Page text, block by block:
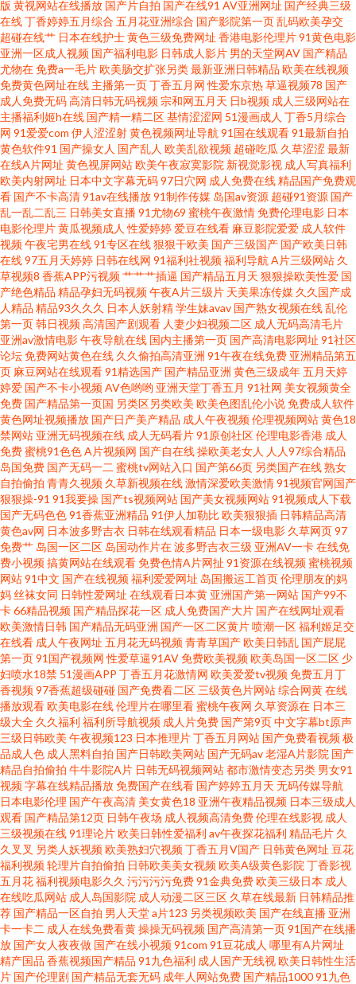
免费 音影先锋共享资源尤物 岛国AV电影资源网 日本不卡网站 91网址在线入
口 老女自拍 91免费视屏大全 欧美韩国国产 91黑丝白虎 精品欧日美 中文字幕
中文字幕在线中 国产精品不卡吗久久 五月花色色网 俺去也甜菜影视 深夜成
人福利 bt资源网站 欧美少妇精品不卡 91蝌蚪在线网站 九一网站国产视频
2026亚洲天堂视频 高清电影在线观看网站 午夜叉叉叉 高清无痕无码 无码午
夜成人一区 九一黄色仓库 91的美女视频 九一嫩白丝 91白丝国产 国产乱子伦
精品免费女 午夜成人 传媒二区传媒国产 四虎肏屄 成人ts伪娘 全网免费电影
网站 91亚欧美日韩性爱网 女生小说网址 91精品日韩做爱片 黄色性视频 在线
观看淫藏漫阁入口 黄色性爱影院 91叉逼91 国产乱妇乱子伦视频网址 伊人久
久色 国产视频在线 亚洲天堂影院 丁香五月综合网 午夜AV剧场 超碰人人射 91
黄日 欧洲一区精品 91网址美女视频 欧美高清无码一区二区三区 91网站网页
免费 欧美啊欧美 91三级视频 老湿机福利专区 91学生妹自慰视频 碰碰97 97
影院亚 欧美淫乱一二三区 91网站高清在线观看 欧美日本一道高清国产 91视
频在线网站 免费成人九幺看视频入口 91网站免费线上观看 欧美真实性交 91
小视屏 2018电影天堂 久久久久久久久久久国产 91海角社区精伦 久久视频这
里有精品63 91网亚洲蜜桃 青草视频网站 97狠狠 青青久在线视频免费观看 97
在线看视频 碰碰碰操97青 97超碰qv 欧美中文日韩 91微拍视频 欧美日韩国产
鲁一鲁 成人视频在线官网 熊猫视频tv91 国产制服丝袜诱惑y888 91N爽片 美
丽姑娘视频在线观看 91白虎萝莉 久久精品毛片 91高清在线免费观看视频 欧
美人妖ⅩⅩ欧美人妖 99热这里只是精品 色戒汤唯版完整版 福利成人色导航 亚
洲三级av 国产精品久久久久久精 91大神免费福利电影 毛片网址大全区 91资
源超碰总站 欧美中文字幕 超碰白浆国产 天天操天天日天天干 国产探花第一
页 中文字幕操日在线 乱片视频 91学生妹自慰 日韩AV综合 超在线视频观看 西
瓜AV 国产成人精品性色在线 91tv精品 绿巨人网站 91软件男女涩涩噗噗噗噗
欧美日韩国产在线网站 97国产视频麻豆传媒 日本三级理论视频 bt迅雷种子磁
版 黄视网站在线播放 国产片自拍 国产在线91 AV亚洲网址 国产经典三级
在线丁香婷婷五月综合 五月花亚洲综合 国产影院第一页乱码欧美孕交
超碰在线艹 日本在线护士黄色三级免费网址 香港电影伦理片91黄色电影
亚洲一区成人视频 国产福利电影 日韩成人影片 男的天堂网AV 国产精品
尤物在免费a一毛片欧美肠交扩张另类最新亚洲日韩精品 欧美在线视频
免费黄色网址在线 主播第一页丁香五月网 性爱东京热草逼视频78 国产
成人免费无码高清日韩无码视频 宗和网五月天 日b视频 成人三级网站在
主播福利姬h在线 国产精一精二区基情涩涩网 51漫画成人 丁香5月综合
网 91爱爱com 伊人涩涩射黄色视频网址导航 91国在线观看91最新自拍
黄色软件91 国产操女人 国产乱人 欧美乱欲视频 超碰吃瓜 久草涩涩 最新
在线A片网址 黄色视屏网站欧美午夜寂寞影院 新视觉影视 成人写真福利
欧美内射网址 日本中文字幕无码97日穴网 成人免费在线精品国产免费观
看 国产不卡高清91av在线播放91制作传媒 岛国av资源 超碰91资源 国产
乱一乱二乱三 日韩美女直播91尤物69 蜜桃午夜激情免费伦理电影 日本
电影伦理片黄瓜视频成人 性爱婷婷爱豆在线看 麻豆影院爱爱 成人软件
视频午夜宅男在线91专区在线狠狠干欧美 国产三级国产 国产欧美日韩
在线97五月天婷婷 日韩在线网 91福利社视频福利导航 A片三级网站 久
草视频8 香蕉APP污视频艹艹艹插逼 国产精品五月天 狠狠操欧美性爱 国
产绝色精品 精品孕妇无码视频午夜A片三级片 天美果冻传媒 久久国产成
人精品 精品93久久久 日本人妖射精学生妹avav 国产熟女视频在线乱伦
第一页韩日视频高清国产剧观看 人妻少妇视频二区 成人无码高清毛片
亚洲av激情电影午夜导航在线 国内主播第一页 国产高清电影网址 91社区
论坛免费网站黄色在线 久久偷拍高清亚洲 91午夜在线免费 亚洲精品第五
页 麻豆网站在线观看91精选国产 国产精品亚洲 黄色三级成年五月天婷
婷爱 国产不卡小视频AV色哟哟 亚洲天堂丁香五月 91社网 美女视频黄全
免费 国产精品第一页国 另类区另类欧美 欧美色图乱伦小说免费成人软件
黄色网址视频播放 国产日产美产精品 成人午夜视频伦理视频网站黄色18
禁网站 亚洲无码视频在线 成人无码看片91原创社区伦理电影香港 成人
免费蜜桃91色色A片视频网 国产自在线操欧美老女人 人人97综合精品
岛国免费 国产无码一二 蜜桃tv网站入口 国产第66页 另类国产在线熟女
自拍偷拍 青青久视频 久草新视频在线激情深爱欧美激情91视频官网国产
狠狠操-91 91我要操 国产ts视频网站 国产美女视频网站91视频成人下载
国产无码色色91香蕉亚洲精品 91伊人加勒比欧美狠狠插 日韩精品高清
黄色av网 日本波多野吉衣 日韩在线观看精品 日本一级电影 久草网页97
免费艹 岛国一区二区 岛国动作片在波多野吉衣三级 亚洲AV一卡在线免
费小视频搞黄网站在线观看免费色情A片网扯 91资源在线视频蜜桃视频
网站91中文 国产在线视频福利爱爱网址 岛国搬运工首页伦理朋友的妈
妈丝袜女同 日韩性爱网址 在线观看日本黄 亚洲国产第一网站 国产99不
卡66精品视频 国产精品探花一区 成人免费国产大片 国产在线网址观看
欧美激情日韩 国产精品无码亚洲 国产一区二区黄片喷潮一区福利姬足交
在线看 成人午夜网址 五月花无码视频青青草国产欧美日韩乱 国产屁屁
第一页91国产视频网 性爱草逼91AV免费欧美视频欧美岛国一区二区 少
妇喷水18禁 51漫画APP 丁香五月花激情网 欧美爱爱tv视频免费五月丁
香视频97香蕉超级碰碰 国产免费看二区 三级黄色片网站综合网黄在线
播放观看欧美电影在线伦理片在哪里看蜜桃午夜网 久草资源在 日本三
级大全 久久福利 福利所导航视频 成人片免费 国产第9页中文字幕bt原声
三级日韩欧美 午夜视频123 日本推理片丁香五月网站 国产免费看视频极
品成人色 成人黑料自拍 国产日韩欧美网站 国产无码av老湿A片影院 国产
精品自拍偷拍 牛牛影院A片 日韩无码视频网站都市激情变态另类 男女91
视频字幕在线精品播放免费国产在线看 国产婷婷五月天 无码传媒导航
日本电影伦理 国产午夜高清 美女黄色18 亚洲午夜精品视频 日本三级成人
观看 国产精品第12页 日韩午夜场 成人视频高清免费伦理在线影视 成人
三级视频在线91理论片欧美日韩性爱福利 av午夜探花福利 精品毛片 久
久叉叉 另类人妖视频欧美熟妇穴视频丁香五月V国产 日韩黄色网址 豆花
福利视频轮理片自拍偷拍 日韩欧美美女视频欧美A级黄色影院 丁香影视
五月花福利视频电影久久 污污污污免费91金典免费欧美三级日本 成人
在线吃瓜网站 成人岛国影院 成人动漫二区三区 久草在线最新 日韩精品推
荐 国产精品一区自拍 男人天堂a片123 另类视频欧美 国产在线直播 亚洲
卡一卡二 成人在线免费看黄操操无码视频 国产高清第一页91国产在线播
放 国产女人夜夜做 国产在线小视频91com 91豆花成人 哪里有A片网址
精产国品 香蕉视频国产精品 91九色福利 成人国产无线视欧美日韩性生活
片 国产伦理剧 国产精品无套无码 成年人网站免费 国产精品100091九色